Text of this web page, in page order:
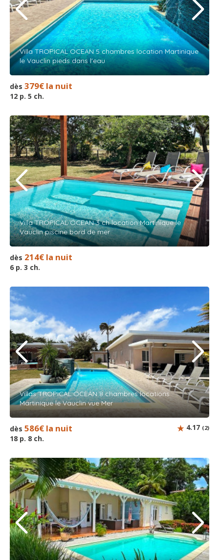
Villa TROPICAL OCEAN 5 chambres location Martinique
le Vauclin pieds dans l'eau
dès 379€ la nuit
12 p. 5 ch.
Villa TROPICAL OCEAN 3 ch location Martinique le
Vauclin piscine bord de mer
dès 214€ la nuit
6 p. 3 ch.
Villas TROPICAL OCEAN 8 chambres locations
Martinique le Vauclin vue Mer
dès 586€ la nuit
18 p. 8 ch.
4.17 (2)